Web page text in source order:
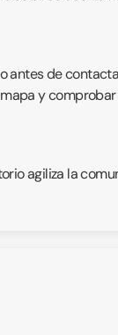
antes de
y
agiliza la